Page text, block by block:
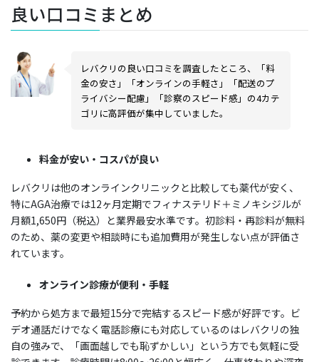
良い口コミまとめ
レバクリの良い口コミを調査したところ、「料
金の安さ」「オンラインの手軽さ」「配送のプ
ライバシー配慮」「診察のスピード感」の4カテ
ゴリに高評価が集中していました。
料金が安い・コスパが良い
レバクリは他のオンラインクリニックと比較しても薬代が安く、
特にAGA治療では12ヶ月定期でフィナステリド＋ミノキシジルが
月額1,650円（税込）と業界最安水準です。初診料・再診料が無料
のため、薬の変更や相談時にも追加費用が発生しない点が評価さ
れています。
オンライン診療が便利・手軽
予約から処方まで最短15分で完結するスピード感が好評です。ビ
デオ通話だけでなく電話診療にも対応しているのはレバクリの独
自の強みで、「画面越しでも恥ずかしい」という方でも気軽に受